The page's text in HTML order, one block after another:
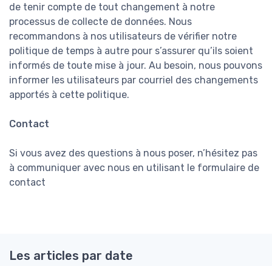
de tenir compte de tout changement à notre
processus de collecte de données. Nous
recommandons à nos utilisateurs de vérifier notre
politique de temps à autre pour s’assurer qu’ils soient
informés de toute mise à jour. Au besoin, nous pouvons
informer les utilisateurs par courriel des changements
apportés à cette politique.
Contact
Si vous avez des questions à nous poser, n’hésitez pas
à communiquer avec nous en utilisant le formulaire de
contact
Les articles par date